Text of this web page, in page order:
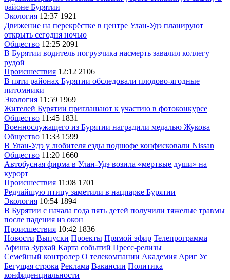
районе Бурятии
Экология 12:37 1921
Движение на перекрёстке в центре Улан-Удэ планируют
открыть сегодня ночью
Общество 12:25 2091
В Бурятии водитель погрузчика насмерть завалил коллегу
рудой
Происшествия 12:12 2106
В пяти районах Бурятии обследовали плодово-ягодные
питомники
Экология 11:59 1969
Жителей Бурятии приглашают к участию в фотоконкурсе
Общество 11:45 1831
Военнослужащего из Бурятии наградили медалью Жукова
Общество 11:33 1599
В Улан-Удэ у любителя езды подшофе конфисковали Nissan
Общество 11:20 1660
Автобусная фирма в Улан-Удэ возила «мертвые души» на
курорт
Происшествия 11:08 1701
Редчайшую птицу заметили в нацпарке Бурятии
Экология 10:54 1894
В Бурятии с начала года пять детей получили тяжелые травмы
после падения из окон
Происшествия 10:42 1836
Новости Выпуски Проекты Прямой эфир Телепрограмма
Афиша Зурхай Карта событий Пресс-релизы
Семейный контролер О телекомпании Академия Ариг Ус
Бегущая строка Реклама Вакансии Политика
конфиденциальности